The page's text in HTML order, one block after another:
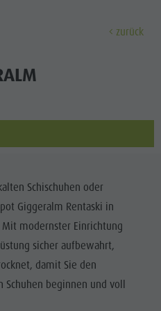
Alle Events
Wellness
Familie &
Kinder
Info A-Z
zurück
Schischuhen oder
Giggeralm Rentaski in
modernster Einrichtung
sicher aufbewahrt,
damit Sie den
Schuhen beginnen und voll